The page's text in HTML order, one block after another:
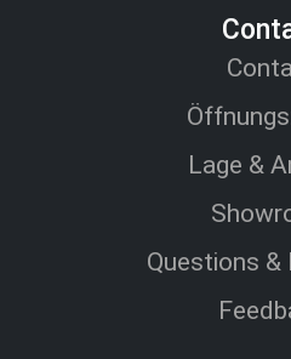
Lage &
Questions &